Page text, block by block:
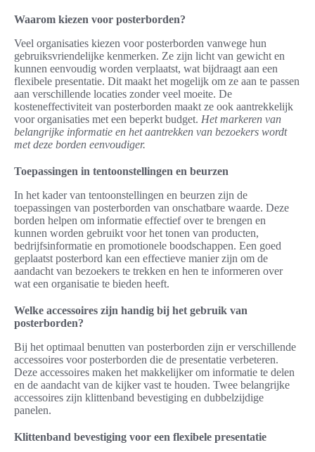
Waarom kiezen voor posterborden?
Veel organisaties kiezen voor posterborden vanwege hun
gebruiksvriendelijke kenmerken. Ze zijn licht van gewicht en
kunnen eenvoudig worden verplaatst, wat bijdraagt aan een
flexibele presentatie. Dit maakt het mogelijk om ze aan te passen
aan verschillende locaties zonder veel moeite. De
kosteneffectiviteit van posterborden maakt ze ook aantrekkelijk
voor organisaties met een beperkt budget. Het markeren van
belangrijke informatie en het aantrekken van bezoekers wordt
met deze borden eenvoudiger.
Toepassingen in tentoonstellingen en beurzen
In het kader van tentoonstellingen en beurzen zijn de
toepassingen van posterborden van onschatbare waarde. Deze
borden helpen om informatie effectief over te brengen en
kunnen worden gebruikt voor het tonen van producten,
bedrijfsinformatie en promotionele boodschappen. Een goed
geplaatst posterbord kan een effectieve manier zijn om de
aandacht van bezoekers te trekken en hen te informeren over
wat een organisatie te bieden heeft.
Welke accessoires zijn handig bij het gebruik van
posterborden?
Bij het optimaal benutten van posterborden zijn er verschillende
accessoires voor posterborden die de presentatie verbeteren.
Deze accessoires maken het makkelijker om informatie te delen
en de aandacht van de kijker vast te houden. Twee belangrijke
accessoires zijn klittenband bevestiging en dubbelzijdige
panelen.
Klittenband bevestiging voor een flexibele presentatie